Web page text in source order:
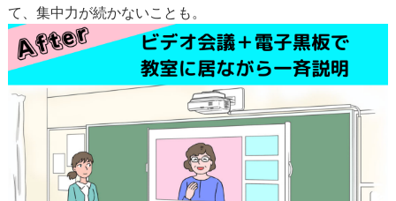
て、集中力が続かないことも。